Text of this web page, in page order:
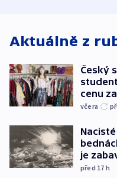
Aktuálně z
Český
cenu
včera
je
před 17 h